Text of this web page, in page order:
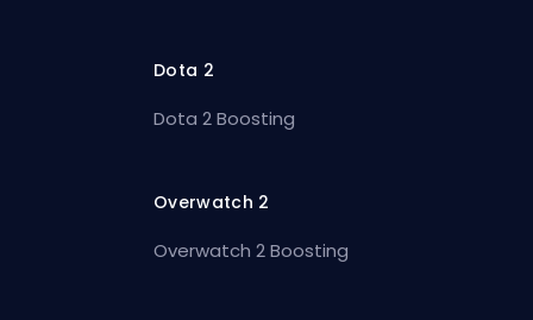
Dota 2
Dota 2 Boosting
Overwatch 2
Overwatch 2 Boosting